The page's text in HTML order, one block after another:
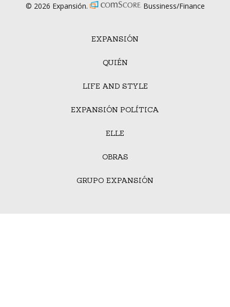
EXPANSIÓN
QUIÉN
LIFE AND STYLE
EXPANSIÓN POLÍTICA
ELLE
OBRAS
GRUPO EXPANSIÓN
© 2026 Expansión. Bussiness/Finance